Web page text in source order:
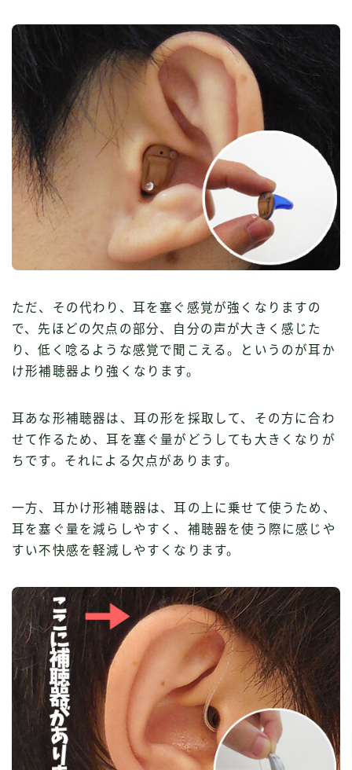
ただ、その代わり、耳を塞ぐ感覚が強くなりますの
で、先ほどの欠点の部分、自分の声が大きく感じた
り、低く唸るような感覚で聞こえる。というのが耳か
け形補聴器より強くなります。
耳あな形補聴器は、耳の形を採取して、その方に合わ
せて作るため、耳を塞ぐ量がどうしても大きくなりが
ちです。それによる欠点があります。
一方、耳かけ形補聴器は、耳の上に乗せて使うため、
耳を塞ぐ量を減らしやすく、補聴器を使う際に感じや
すい不快感を軽減しやすくなります。